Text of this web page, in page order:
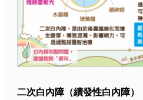
二次白內障（續發性白內障）